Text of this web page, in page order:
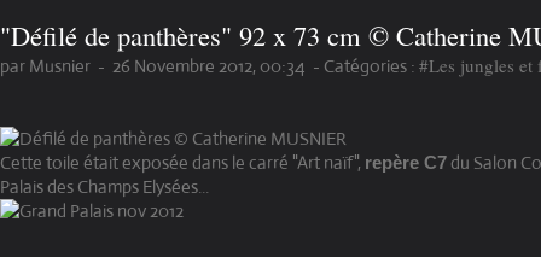
"Défilé de panthères" 92 x 73 cm © Catherine
par Musnier - 26 Novembre 2012, 00:34 - Catégories : #Les jungles et
Cette toile était exposée dans le carré "Art naïf", repère C7du Salon
Palais des Champs Elysées...